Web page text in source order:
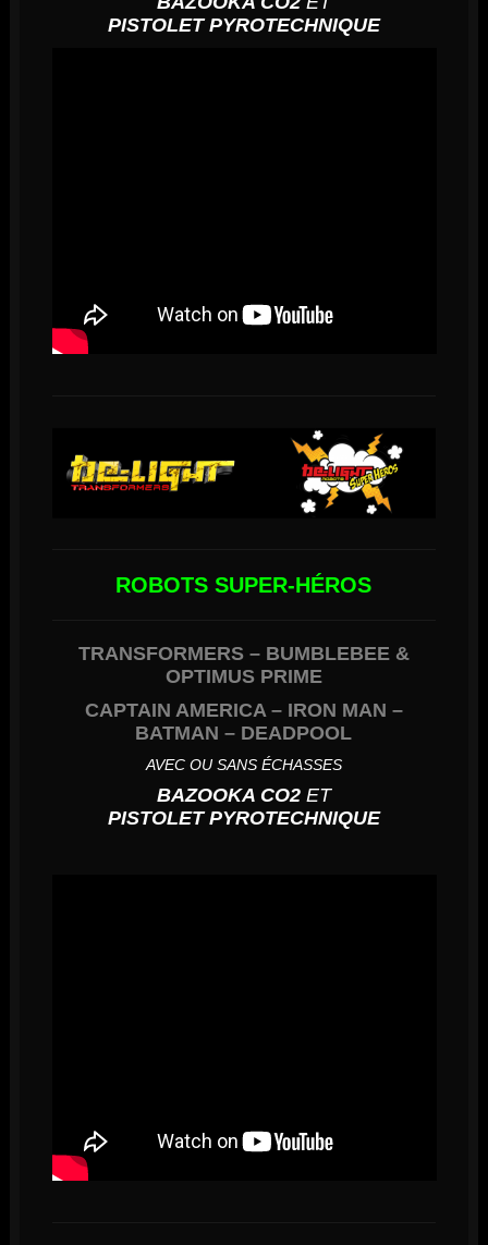
PISTOLET PYROTECHNIQUE
ROBOTS SUPER-HÉROS
TRANSFORMERS – BUMBLEBEE&
OPTIMUS PRIME
CAPTAIN AMERICA – IRON MAN –
BATMAN – DEADPOOL
AVEC OU SANS ÉCHASSES
BAZOOKA CO2ET
PISTOLET PYROTECHNIQUE